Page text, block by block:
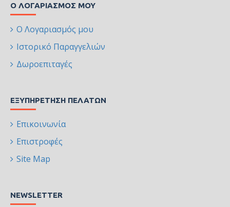
Ο ΛΟΓΑΡΙΑΣΜΌΣ ΜΟΥ
Ο Λογαριασμός μου
Ιστορικό Παραγγελιών
Δωροεπιταγές
ΕΞΥΠΗΡΈΤΗΣΗ ΠΕΛΑΤΏΝ
Επικοινωνία
Επιστροφές
Site Map
NEWSLETTER